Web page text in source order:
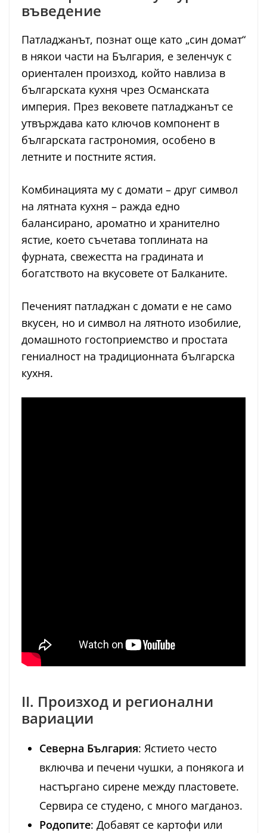
въведение
Патладжанът, познат още като „син домат“
в някои части на България, е зеленчук с
ориентален произход, който навлиза в
българската кухня чрез Османската
империя. През вековете патладжанът се
утвърждава като ключов компонент в
българската гастрономия, особено в
летните и постните ястия.
Комбинацията му с домати – друг символ
на лятната кухня – ражда едно
балансирано, ароматно и хранително
ястие, което съчетава топлината на
фурната, свежестта на градината и
богатството на вкусовете от Балканите.
Печеният патладжан с домати е не само
вкусен, но и символ на лятното изобилие,
домашното гостоприемство и простата
гениалност на традиционната българска
кухня.
II. Произход и регионални
вариации
Северна България: Ястието често
включва и печени чушки, а понякога и
настъргано сирене между пластовете.
Сервира се студено, с много магданоз.
Родопите: Добавят се картофи или